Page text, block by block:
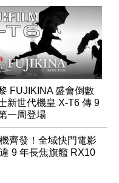
FUJIKINA 盛會倒數
新世代機皇 X-T6 傳 9
一周登場
齊發！全域快門電影
9 年長焦旗艦 RX10